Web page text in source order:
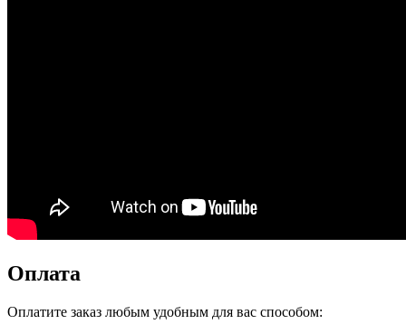
Оплата
Оплатите заказ любым удобным для вас способом: